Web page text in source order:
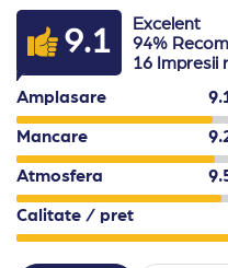
-Un cod vestimentar
-Hotelul isi rezerva
9.1
Excelent
94%
16 Impresii
Amplasare
Mancare
Atmosfera
Calitate / pret